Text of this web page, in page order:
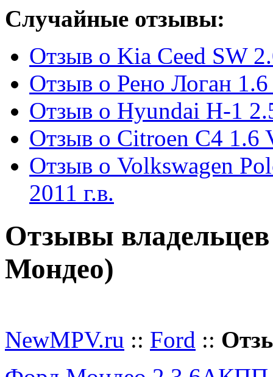
Случайные отзывы:
Отзыв о Kia Ceed SW
Отзыв о Рено Логан
Отзыв о Hyundai H-1
Отзыв о Citroen C4
Отзыв о Volkswagen
2011 г.в.
Отзывы
Мондео)
NewMPV.ru :: Ford ::